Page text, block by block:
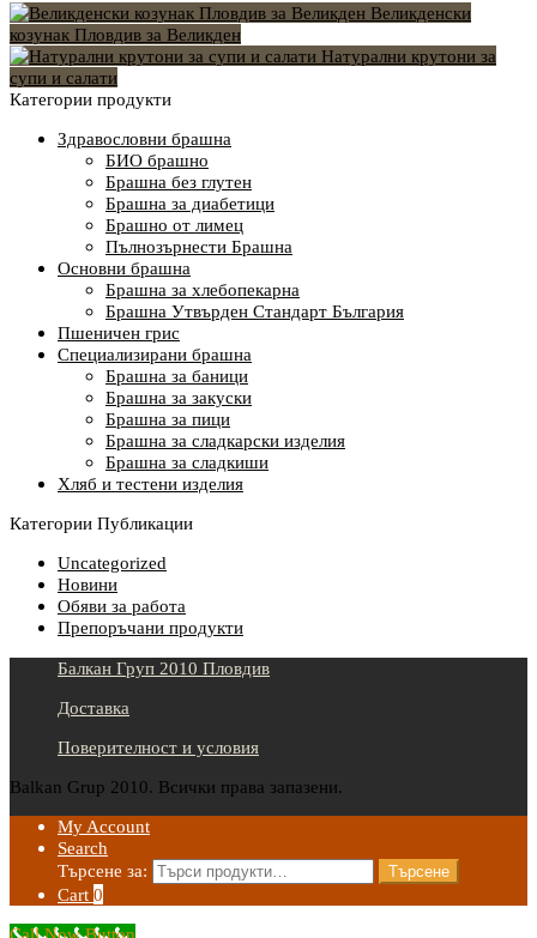
Великденски
козунак Пловдив за Великден
Натурални крутони за
супи и салати
Категории продукти
Здравословни брашна
БИО брашно
Брашна без глутен
Брашна за диабетици
Брашно от лимец
Пълнозърнести Брашна
Основни брашна
Брашна за хлебопекарна
Брашна Утвърден Стандарт България
Пшеничен грис
Специализирани брашна
Брашна за баници
Брашна за закуски
Брашна за пици
Брашна за сладкарски изделия
Брашна за сладкиши
Хляб и тестени изделия
Категории Публикации
Uncategorized
Новини
Обяви за работа
Препоръчани продукти
Балкан Груп 2010 Пловдив
Доставка
Поверителност и условия
Balkan Grup 2010. Всички права запазени.
My Account
Search
Търсене за:
Търсене
Cart 0